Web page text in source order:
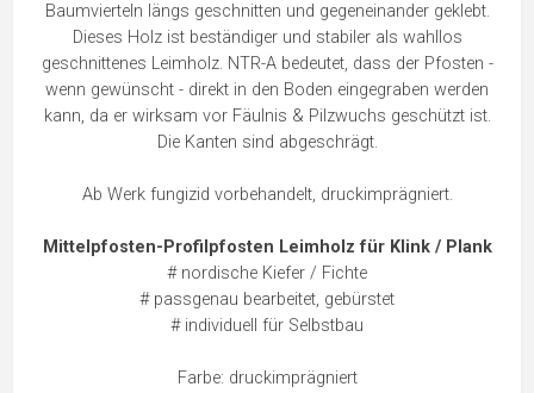
Baumvierteln längs geschnitten und gegeneinander geklebt.
Dieses Holz ist beständiger und stabiler als wahllos
geschnittenes Leimholz. NTR-A bedeutet, dass der Pfosten -
wenn gewünscht - direkt in den Boden eingegraben werden
kann, da er wirksam vor Fäulnis & Pilzwuchs geschützt ist.
Die Kanten sind abgeschrägt.
Ab Werk fungizid vorbehandelt, druckimprägniert.
Mittelpfosten-Profilpfosten Leimholz für Klink / Plank
# nordische Kiefer / Fichte
# passgenau bearbeitet, gebürstet
# individuell für Selbstbau
Farbe: druckimprägniert